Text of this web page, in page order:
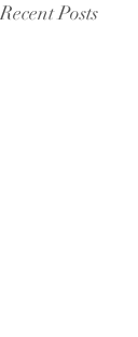
Recent Posts